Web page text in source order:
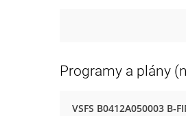
Programy a plány
VSFS B0412A050003 B-